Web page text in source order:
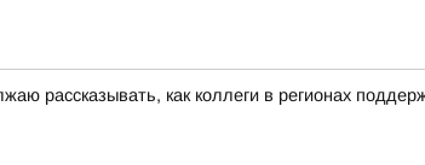
рассказывать, как коллеги в регионах